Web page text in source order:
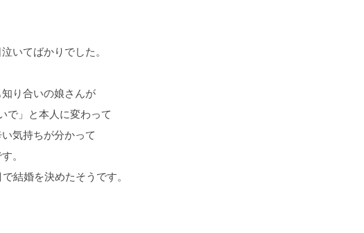
いてばかりでした。
り合いの娘さんが
で」と本人に変わって
気持ちが分かって
。
結婚を決めたそうです。